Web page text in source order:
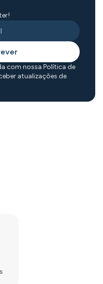
com nossa Política de
atualizações de